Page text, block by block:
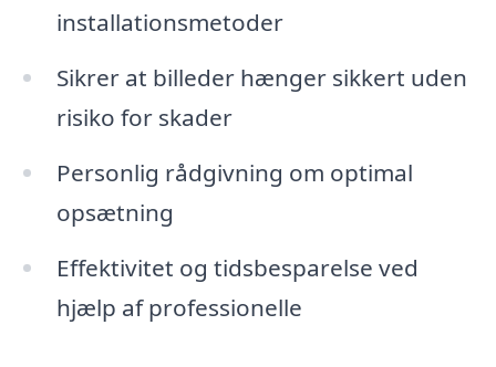
installationsmetoder
Sikrer at billeder hænger sikkert uden
risiko for skader
Personlig rådgivning om optimal
opsætning
Effektivitet og tidsbesparelse ved
hjælp af professionelle